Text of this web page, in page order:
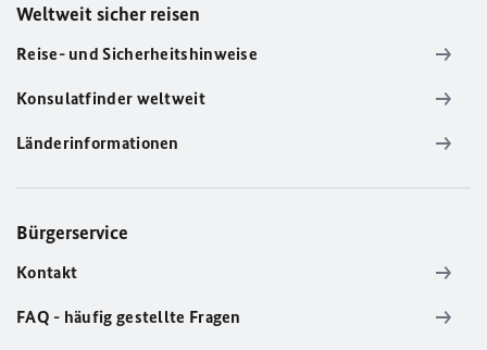
Weltweit sicher reisen
Reise- und Sicherheitshinweise
Konsulatfinder weltweit
Länderinformationen
Bürgerservice
Kontakt
FAQ - häufig gestellte Fragen